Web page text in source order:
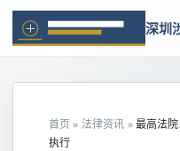
深圳
首页 » 法律资讯 »最高法
执行